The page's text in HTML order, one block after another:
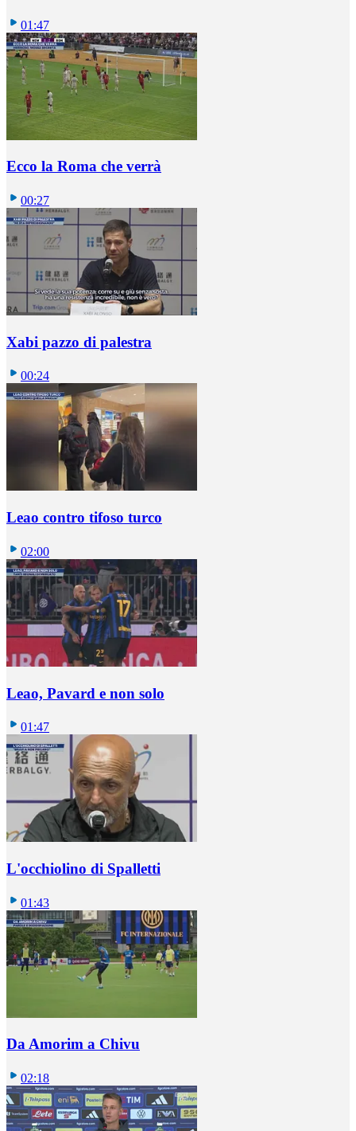
01:47
Ecco la Roma che verrà
00:27
Xabi pazzo di palestra
00:24
Leao contro tifoso turco
02:00
Leao, Pavard e non solo
01:47
L'occhiolino di Spalletti
01:43
Da Amorim a Chivu
02:18